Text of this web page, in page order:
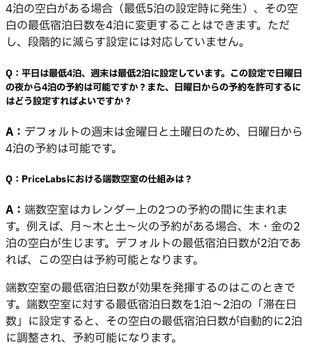
4泊の空白がある場合（最低5泊の設定時に発生）、その空
白の最低宿泊日数を4泊に変更することはできます。ただ
し、段階的に減らす設定には対応していません。
Q： 平日は最低4泊、週末は最低2泊に設定しています。この設定で日曜日
の夜から4泊の予約は可能ですか？また、日曜日からの予約を許可するに
はどう設定すればよいですか？
A： デフォルトの週末は金曜日と土曜日のため、日曜日から
4泊の予約は可能です。
Q： PriceLabsにおける端数空室の仕組みは？
A： 端数空室はカレンダー上の2つの予約の間に生まれま
す。例えば、月〜木と土〜火の予約がある場合、木・金の2
泊の空白が生じます。デフォルトの最低宿泊日数が2泊であ
れば、この空白は予約可能となります。
端数空室の最低宿泊日数が効果を発揮するのはこのときで
す。端数空室に対する最低宿泊日数を1泊〜2泊の「滞在日
数」に設定すると、その空白の最低宿泊日数が自動的に2泊
に調整され、予約可能になります。